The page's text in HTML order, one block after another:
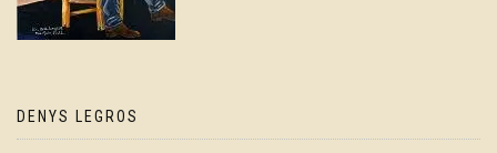
DENYS LEGROS